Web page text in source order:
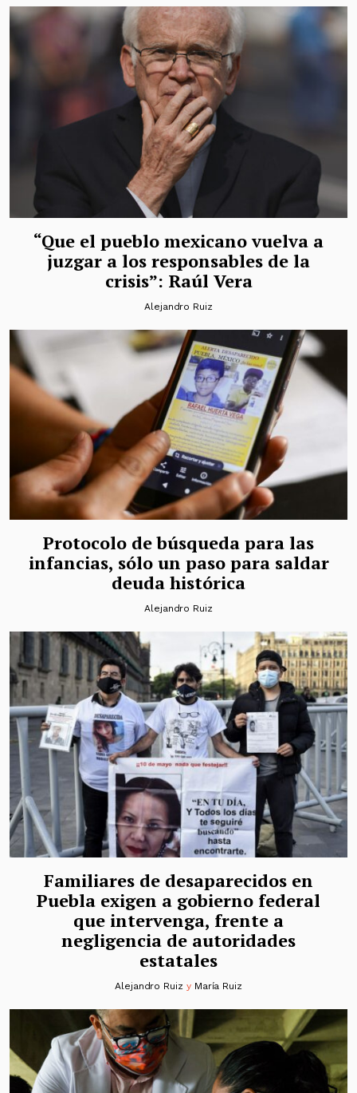
“Que el pueblo mexicano vuelva a
juzgar a los responsables de la
crisis”: Raúl Vera
Alejandro Ruiz
Protocolo de búsqueda para las
infancias, sólo un paso para saldar
deuda histórica
Alejandro Ruiz
Familiares de desaparecidos en
Puebla exigen a gobierno federal
que intervenga, frente a
negligencia de autoridades
estatales
Alejandro Ruiz y María Ruiz